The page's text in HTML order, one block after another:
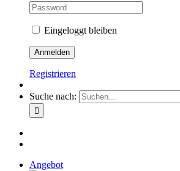
Eingeloggt bleiben
Registrieren
Suche nach:
Angebot